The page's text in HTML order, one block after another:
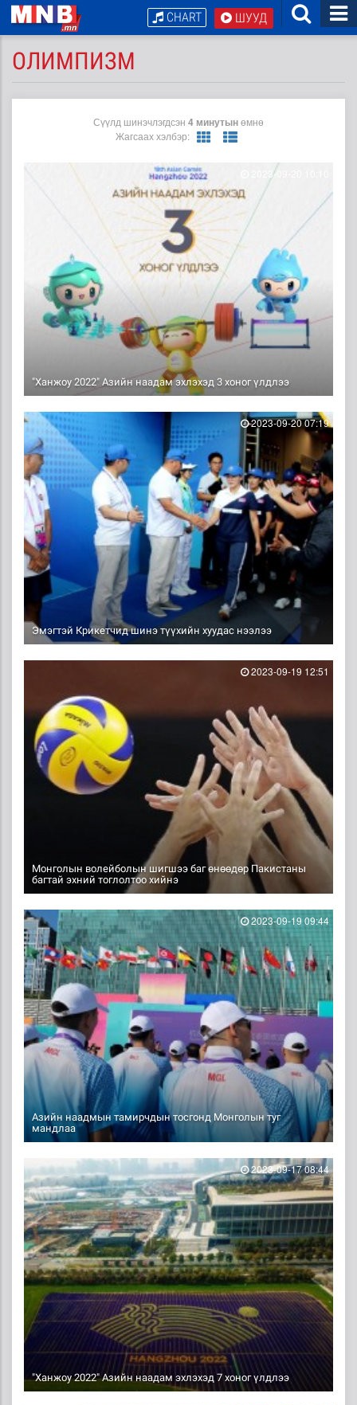
ШУУД
CHART
ОЛИМПИЗМ
Сүүлд шинэчлэгдсэн 4 минутынөмнө
Жагсаах хэлбэр:
"Ханжоу 2022" Азийн наадам эхлэхэд 3 хоног үлдлээ
2023-09-20 10:10
Эмэгтэй Крикетчид шинэ түүхийн хуудас нээлээ
2023-09-20 07:19
Монголын волейболын шигшээ баг өнөөдөр Пакистаны
багтай эхний тоглолтоо хийнэ
2023-09-19 12:51
Азийн наадмын тамирчдын тосгонд Монголын туг
мандлаа
2023-09-19 09:44
"Ханжоу 2022" Азийн наадам эхлэхэд 7 хоног үлдлээ
2023-09-17 08:44